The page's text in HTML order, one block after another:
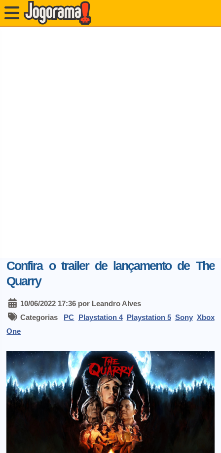
Confira o trailer de lançamento de The
Quarry
10/06/2022 17:36 por Leandro Alves
Categorias PC Playstation 4 Playstation 5 Sony Xbox
One